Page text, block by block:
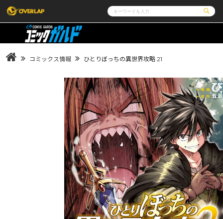
コミック
LiQulle
ライトノベル
ポケットモンスター
オーバーラップ広報室
オーバーラップホールディングス
お問い合
オーバーラップ文庫 オーバーラップノベルス オーバー
ロサージュノベルス コミックガルド コ
リキューレ コミックパルフェ コミ
閉じる
コミックス情報 ひとりぼっちの異世界攻略 21